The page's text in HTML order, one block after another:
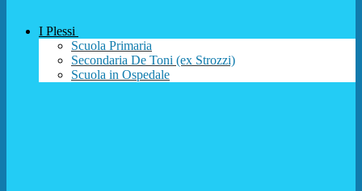
I Plessi
Scuola Primaria
Secondaria De Toni (ex Strozzi)
Scuola in Ospedale